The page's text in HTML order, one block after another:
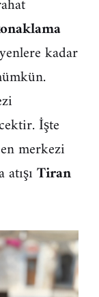
kadar
İşte
merkezi
Tiran